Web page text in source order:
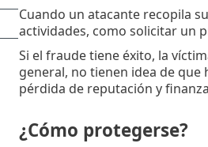
Cuando un atacante recopila
actividades, como solicitar un
Si el fraude tiene éxito, la
general, no tienen idea de que
pérdida de reputación y
¿Cómo protegerse?